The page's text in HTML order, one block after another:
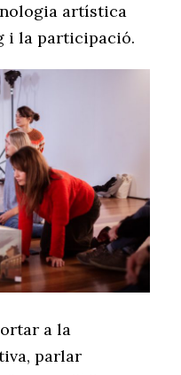
artística
i la participació.
a la
parlar